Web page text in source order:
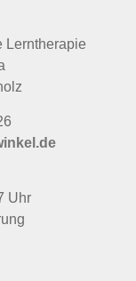
Lerntherapie
Uhr